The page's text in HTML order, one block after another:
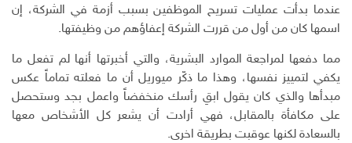
عندما بدأت عمليات تسريح الموظفين بسبب أزمة في الشركة، إن
اسمها كان من أول من قررت الشركة إعفاؤهم من وظيفتها.
مما دفعها لمراجعة الموارد البشرية، والتي أخبرتها أنها لم تفعل ما
يكفي لتمييز نفسها، وهذا ما ذكّر ميوريل أن ما فعلته تماماً عكس
مبدأها والذي كان يقول ابقِ رأسك منخفضاً واعمل بجد وستحصل
على مكافأة بالمقابل، فهي أرادت أن يشعر كل الأشخاص معها
بالسعادة لكنها عوقبت بطريقة اخرى.